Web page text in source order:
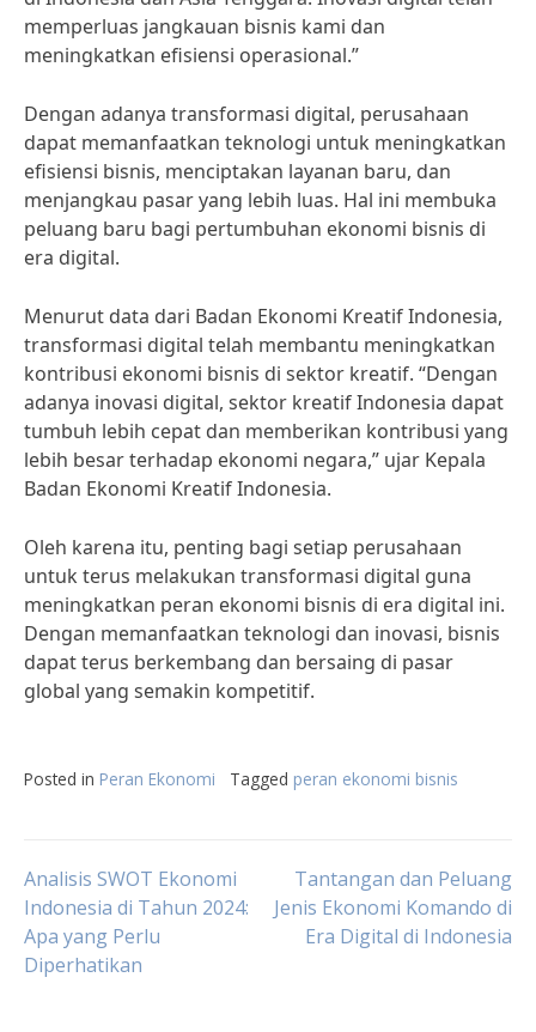
memperluas jangkauan bisnis kami dan
meningkatkan efisiensi operasional.”
Dengan adanya transformasi digital, perusahaan
dapat memanfaatkan teknologi untuk meningkatkan
efisiensi bisnis, menciptakan layanan baru, dan
menjangkau pasar yang lebih luas. Hal ini membuka
peluang baru bagi pertumbuhan ekonomi bisnis di
era digital.
Menurut data dari Badan Ekonomi Kreatif Indonesia,
transformasi digital telah membantu meningkatkan
kontribusi ekonomi bisnis di sektor kreatif. “Dengan
adanya inovasi digital, sektor kreatif Indonesia dapat
tumbuh lebih cepat dan memberikan kontribusi yang
lebih besar terhadap ekonomi negara,” ujar Kepala
Badan Ekonomi Kreatif Indonesia.
Oleh karena itu, penting bagi setiap perusahaan
untuk terus melakukan transformasi digital guna
meningkatkan peran ekonomi bisnis di era digital ini.
Dengan memanfaatkan teknologi dan inovasi, bisnis
dapat terus berkembang dan bersaing di pasar
global yang semakin kompetitif.
Posted in Peran Ekonomi Tagged peran ekonomi bisnis
Post
navigation
Analisis SWOT Ekonomi
Indonesia di Tahun 2024:
Apa yang Perlu
Diperhatikan
Tantangan dan Peluang
Jenis Ekonomi Komando di
Era Digital di Indonesia